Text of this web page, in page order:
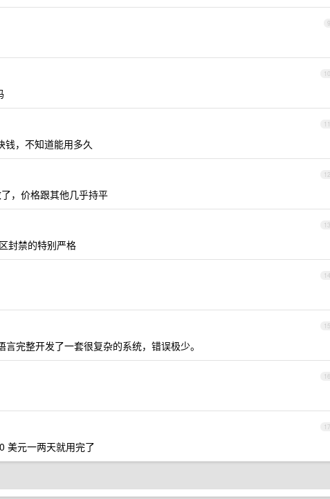
9
10
11
钱，不知道能用多久
12
，价格跟其他几乎持平
13
封禁的特别严格
14
15
完整开发了一套很复杂的系统，错误极少。
16
17
美元一两天就用完了